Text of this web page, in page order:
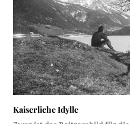
Kaiserliche Idylle